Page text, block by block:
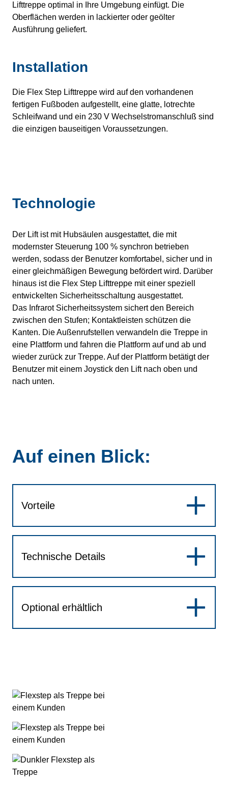
Lifttreppe optimal in Ihre Umgebung einfügt. Die
Oberflächen werden in lackierter oder geölter
Ausführung geliefert.
Installation
Die Flex Step Lifttreppe wird auf den vorhandenen
fertigen Fußboden aufgestellt, eine glatte, lotrechte
Schleifwand und ein 230 V Wechselstromanschluß sind
die einzigen bauseitigen Voraussetzungen.
Technologie
Der Lift ist mit Hubsäulen ausgestattet, die mit
modernster Steuerung 100 % synchron betrieben
werden, sodass der Benutzer komfortabel, sicher und in
einer gleichmäßigen Bewegung befördert wird. Darüber
hinaus ist die Flex Step Lifttreppe mit einer speziell
entwickelten Sicherheitsschaltung ausgestattet.
Das Infrarot Sicherheitssystem sichert den Bereich
zwischen den Stufen; Kontaktleisten schützen die
Kanten. Die Außenrufstellen verwandeln die Treppe in
eine Plattform und fahren die Plattform auf und ab und
wieder zurück zur Treppe. Auf der Plattform betätigt der
Benutzer mit einem Joystick den Lift nach oben und
nach unten.
Auf einen Blick:
Vorteile
Technische Details
Optional erhältlich